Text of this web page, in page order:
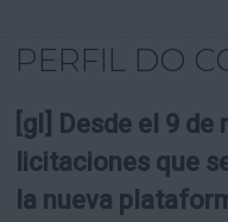
PERFIL DO
[gl] Desde el 9 de
licitaciones que
la nueva